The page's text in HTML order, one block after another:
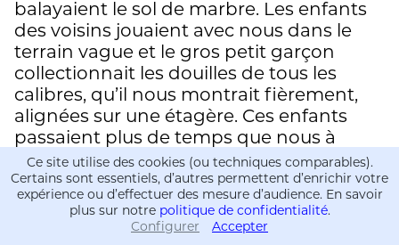
Informations
Informations
balayaient le sol de marbre. Les enfants
des voisins jouaient avec nous dans le
terrain vague et le gros petit garçon
collectionnait les douilles de tous les
calibres, qu’il nous montrait fièrement,
alignées sur une étagère. Ces enfants
passaient plus de temps que nous à
l’intérieur, comme les enfants chypriotes,
couvés et trop nourris. Ma sœur et moi,
nous étions de petites chèvres,
gambadant dans les décombres, et nous
Ce site utilise des cookies (ou techniques comparables).
Certains sont essentiels, d’autres permettent d’enrichir votre
expérience ou d’effectuer des mesure d’audience. En savoir
plus sur notre politique de confidentialité.
Configurer
Accepter